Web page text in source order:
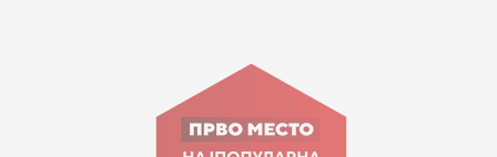
ул. Гоце Николовски бр.74 Скопје
contact@mytime.mk